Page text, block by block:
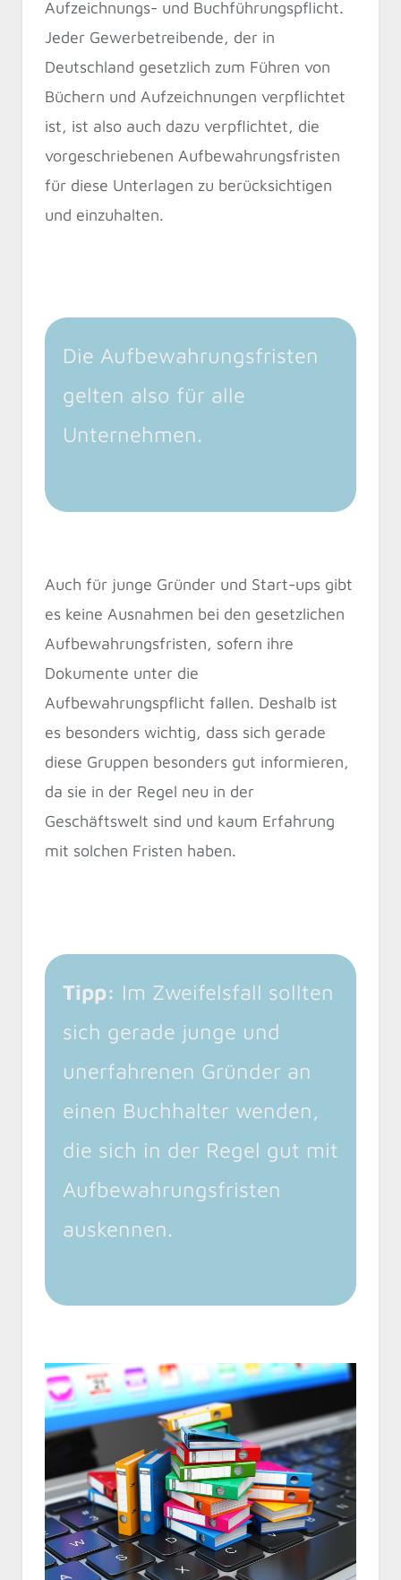
Aufzeichnungs- und Buchführungspflicht.
Jeder Gewerbetreibende, der in
Deutschland gesetzlich zum Führen von
Büchern und Aufzeichnungen verpflichtet
ist, ist also auch dazu verpflichtet, die
vorgeschriebenen Aufbewahrungsfristen
für diese Unterlagen zu berücksichtigen
und einzuhalten.
Die Aufbewahrungsfristen
gelten also für alle
Unternehmen.
Auch für junge Gründer und Start-ups gibt
es keine Ausnahmen bei den gesetzlichen
Aufbewahrungsfristen, sofern ihre
Dokumente unter die
Aufbewahrungspflicht fallen. Deshalb ist
es besonders wichtig, dass sich gerade
diese Gruppen besonders gut informieren,
da sie in der Regel neu in der
Geschäftswelt sind und kaum Erfahrung
mit solchen Fristen haben.
Tipp: Im Zweifelsfall sollten
sich gerade junge und
unerfahrenen Gründer an
einen Buchhalter wenden,
die sich in der Regel gut mit
Aufbewahrungsfristen
auskennen.